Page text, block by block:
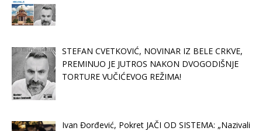
STEFAN CVETKOVIĆ, NOVINAR IZ BELE CRKVE,
PREMINUO JE JUTROS NAKON DVOGODIŠNJE
TORTURE VUČIĆEVOG REŽIMA!
Ivan Đorđević, Pokret JAČI OD SISTEMA: „Nazivali